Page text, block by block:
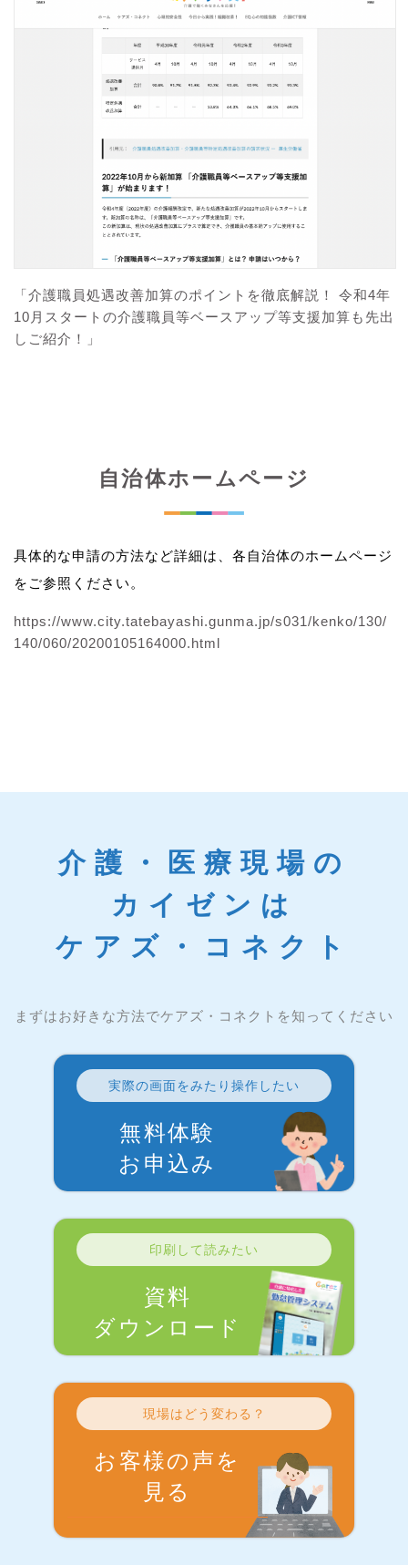
「介護職員処遇改善加算のポイントを徹底解説！ 令和4年
10月スタートの介護職員等ベースアップ等支援加算も先出
しご紹介！」
自治体ホームページ
具体的な申請の方法など詳細は、各自治体のホームページ
をご参照ください。
https://www.city.tatebayashi.gunma.jp/s031/kenko/130/
140/060/20200105164000.html
介護・医療現場の
カイゼンは
ケアズ・コネクト
まずはお好きな方法でケアズ・コネクトを知ってください
実際の画面をみたり操作したい
無料体験
お申込み
印刷して読みたい
資料
ダウンロード
現場はどう変わる？
お客様の声を
見る